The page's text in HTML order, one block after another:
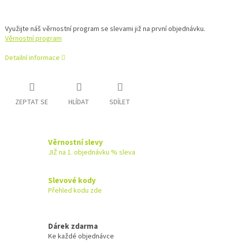
Využijte náš věrnostní program se slevami již na první objednávku.
Věrnostní program
Detailní informace
ZEPTAT SE HLÍDAT SDÍLET
Věrnostní slevy
JIŽ na 1. objednávku % sleva
Slevové kody
Přehled kodu zde
Dárek zdarma
Ke každé objednávce